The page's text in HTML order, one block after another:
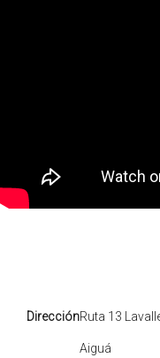
DirecciónRuta 13
Aiguá